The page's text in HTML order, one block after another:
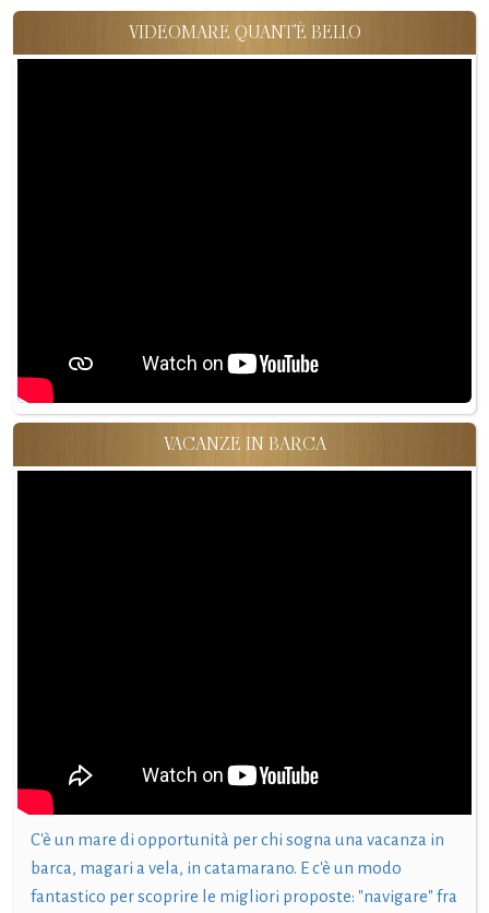
VIDEOMARE QUANT'È BELLO
VACANZE IN BARCA
C'è un mare di opportunità per chi sogna una vacanza in
barca, magari a vela, in catamarano. E c'è un modo
fantastico per scoprire le migliori proposte: "navigare" fra